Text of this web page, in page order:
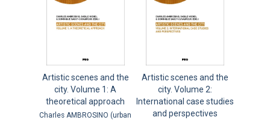
Artistic scenes and the
city. Volume 1: A
theoretical approach
Charles AMBROSINO (urban
Artistic scenes and the
city. Volume 2:
International case studies
and perspectives